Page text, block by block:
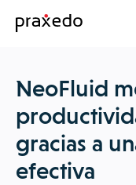
NeoFluid
gracias a
efectiva